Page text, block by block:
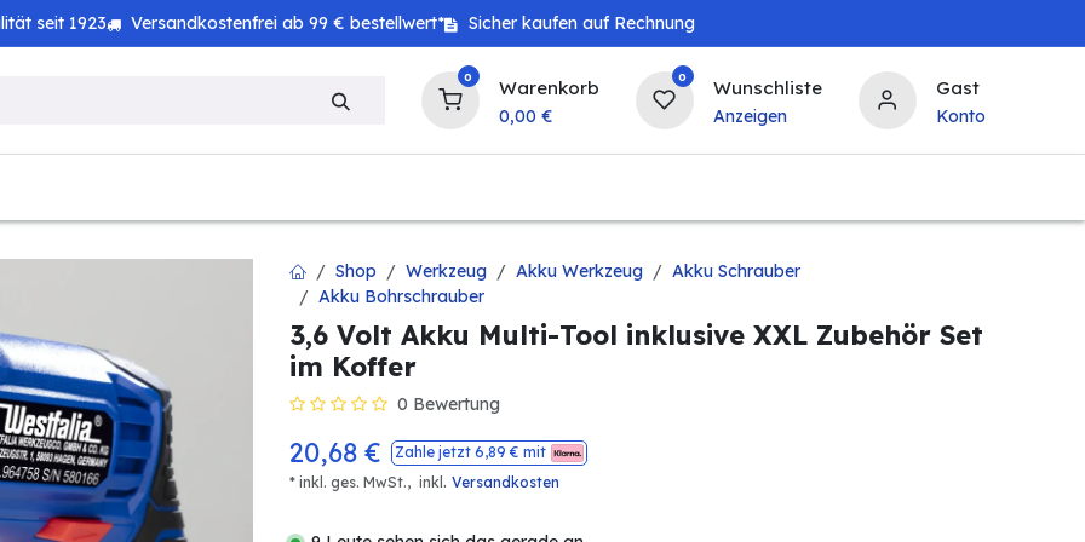
seit 1923 Versandkostenfrei ab 99 € bestellwert* Sicher kaufen auf Rechnung
0 Warenkorb
0,00 €
0 Wunschliste
Anzeigen
Gast
Konto
Shop Werkzeug Akku Werkzeug
Akku Schrauber
Akku Bohrschrauber
3,6 Volt Akku Multi-Tool inklusive XXL Zubehör Set
im Koffer
0 Bewertung
20,68 € Zahle jetzt 6,89 € mit
* inkl. ges. MwSt., inkl . Versandkosten